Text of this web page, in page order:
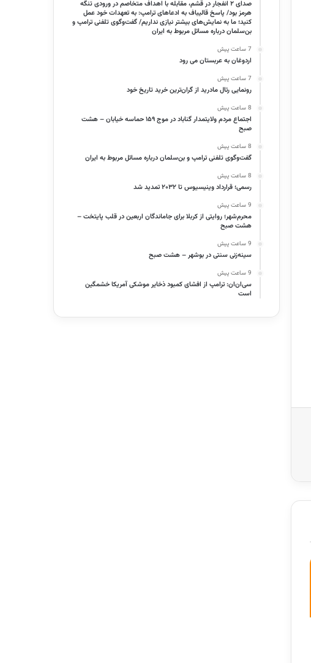
صدای ۲ انفجار در قشم، مقابله با اهداف متخاصم در ورودی تنگه
هرمز بود/ پاسخ قالیباف به ادعاهای ترامپ: به تعهدات‌ خود عمل
کنید؛ ما به نمایش‌های بیشتر نیازی نداریم/ گفت‌وگوی تلفنی ترامپ و
بن‌سلمان درباره مسائل مربوط به ایران
7 ساعت پیش
اردوغان به عربستان می رود
7 ساعت پیش
رونمایی رئال مادرید از گران‌ترین خرید تاریخ خود
8 ساعت پیش
اجتماع مردم ولایتمدار گناباد در موج ۱۵۹ حماسه خیابان – هشت
صبح
8 ساعت پیش
گفت‌وگوی تلفنی ترامپ و بن‌سلمان درباره مسائل مربوط به ایران
8 ساعت پیش
رسمی؛ قرارداد وینیسیوس تا ۲۰۳۲ تمدید شد
9 ساعت پیش
محرم‌شهر؛ روایتی از کربلا برای جاماندگان اربعین در قلب پایتخت –
هشت صبح
9 ساعت پیش
سینه‌زنی سنتی در بوشهر – هشت صبح
9 ساعت پیش
سی‌ان‌ان: ترامپ از افشای کمبود ذخایر موشکی آمریکا خشمگین
است